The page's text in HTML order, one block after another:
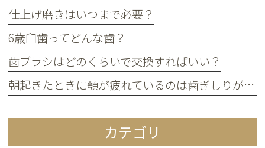
仕上げ磨きはいつまで必要？
6歳臼歯ってどんな歯？
歯ブラシはどのくらいで交換すればいい？
朝起きたときに顎が疲れているのは歯ぎしりが原因？
カテゴリ